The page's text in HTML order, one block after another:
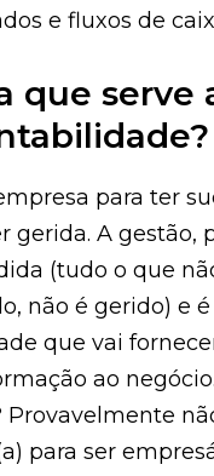
e fluxos de
que serve
para ter
gerida. A gestão,
(tudo o que
não é gerido) e é
que vai
ao
Provavelmente
para ser